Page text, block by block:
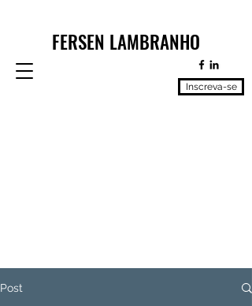
FERSEN LAMBRANHO
Inscreva-se
Post